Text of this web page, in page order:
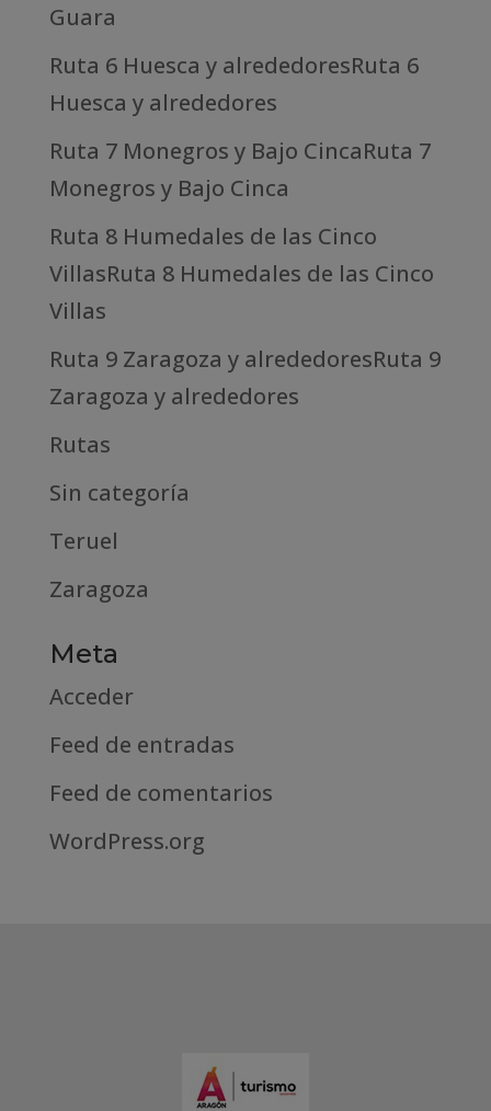
Guara
Ruta 6 Huesca y alrededoresRuta 6
Huesca y alrededores
Ruta 7 Monegros y Bajo CincaRuta 7
Monegros y Bajo Cinca
Ruta 8 Humedales de las Cinco
VillasRuta 8 Humedales de las Cinco
Villas
Ruta 9 Zaragoza y alrededoresRuta 9
Zaragoza y alrededores
Rutas
Sin categoría
Teruel
Zaragoza
Meta
Acceder
Feed de entradas
Feed de comentarios
WordPress.org